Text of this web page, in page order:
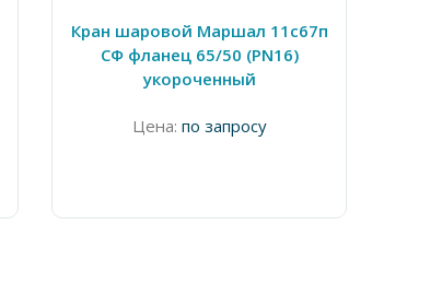
Кран шаровой Маршал 11с67п
СФ фланец 65/50 (PN16)
укороченный
Цена: по запросу